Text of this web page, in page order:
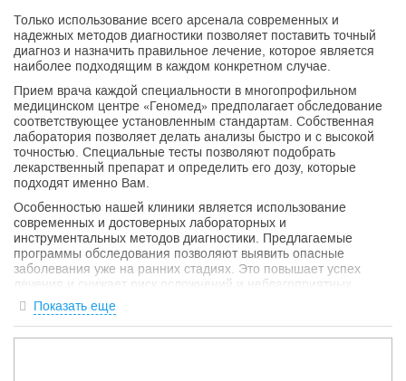
Только использование всего арсенала современных и
надежных методов диагностики позволяет поставить точный
диагноз и назначить правильное лечение, которое является
наиболее подходящим в каждом конкретном случае.
Прием врача каждой специальности в многопрофильном
медицинском центре «Геномед» предполагает обследование
соответствующее установленным стандартам. Собственная
лаборатория позволяет делать анализы быстро и с высокой
точностью. Специальные тесты позволяют подобрать
лекарственный препарат и определить его дозу, которые
подходят именно Вам.
Особенностью нашей клиники является использование
современных и достоверных лабораторных и
инструментальных методов диагностики. Предлагаемые
программы обследования позволяют выявить опасные
заболевания уже на ранних стадиях. Это повышает успех
лечения и снижает риск осложнений и неблагоприятных
последствий.
На нашем сайте www.genomed.ru вы можете получить
квалифицированную online консультацию специалистов. Здесь
Показать еще